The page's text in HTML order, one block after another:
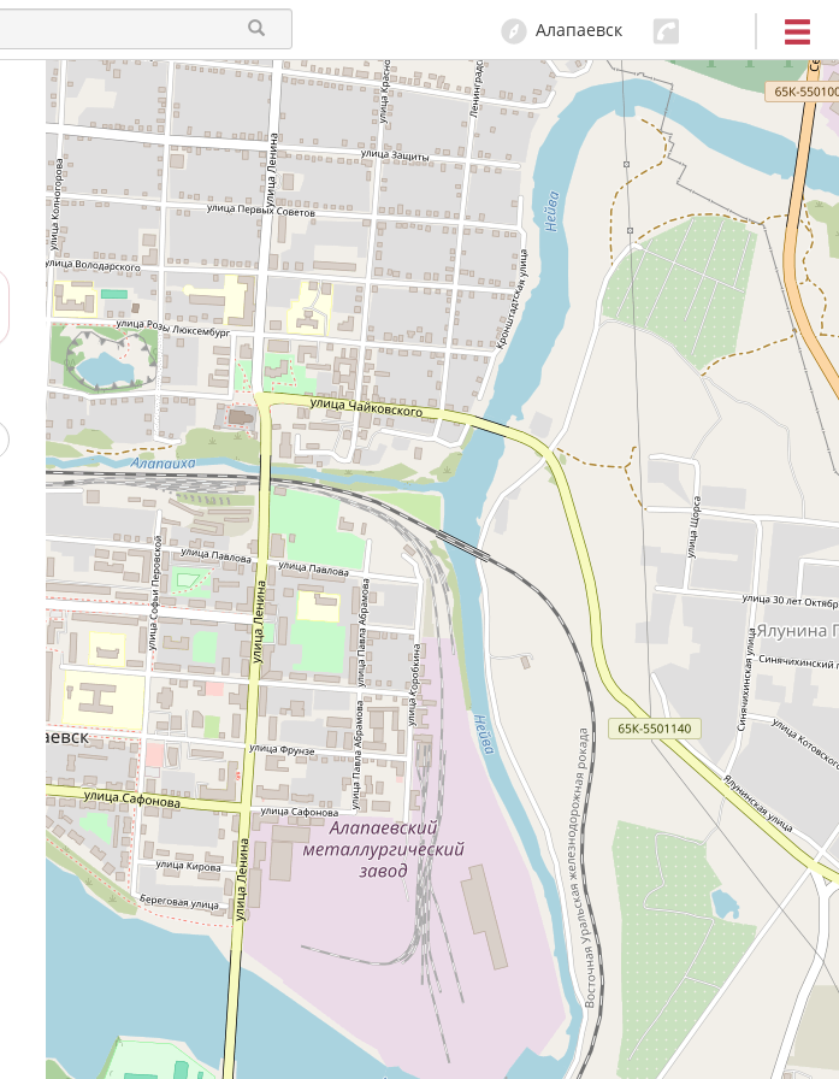
Алапаевск